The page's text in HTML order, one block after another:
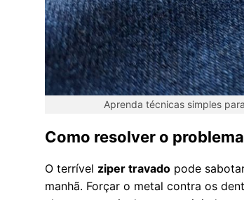
Aprenda técnicas simples
Como resolver o
O terrível ziper travado pode
manhã. Forçar o metal contra os